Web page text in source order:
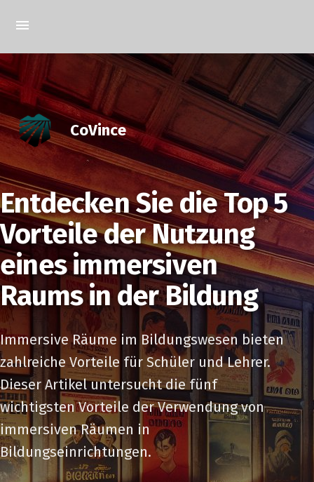
CoVince
Entdecken Sie die Top 5
Vorteile der Nutzung
eines immersiven
Raums in der Bildung
Immersive Räume im Bildungswesen bieten
zahlreiche Vorteile für Schüler und Lehrer.
Dieser Artikel untersucht die fünf
wichtigsten Vorteile der Verwendung von
immersiven Räumen in
Bildungseinrichtungen.